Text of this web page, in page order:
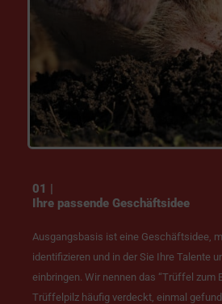
01 |
Ihre passende Geschäftsidee
Ausgangsbasis ist eine Geschäftsidee,
identifizieren und in der Sie Ihre Talente
einbringen. Wir nennen das “Trüffel zum
Trüffelpilz häufig verdeckt, einmal